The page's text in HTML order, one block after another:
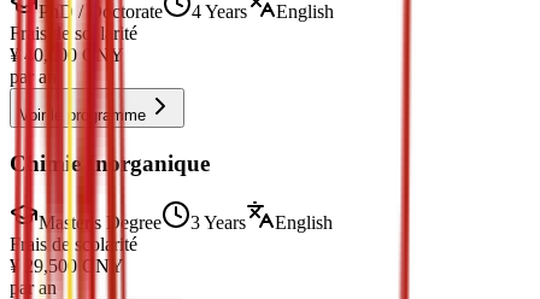
PhD / Doctorate 4 Years
English
Frais de scolarité
¥ 40,000 CNY
par an
Voir le programme
Chimie Inorganique
Master's Degree 3 Years
English
Frais de scolarité
¥ 29,500 CNY
par an